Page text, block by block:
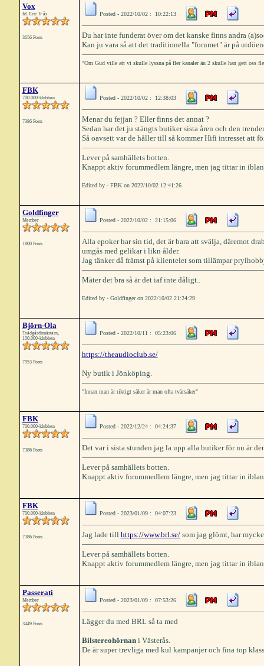
Vox
fd. Eric V-ås
3656 Posts
Posted - 2022/10/02 : 10:22:13
Du har inte funderat över om det kanske finns andra
Kan ju vara så att det traditionella "forumet" är på
"Om Gud ville att vi skulle lyssna på fler kanaler än 2 skulle han gett oss
FBK
700.000-klubben
7386 Posts
Posted - 2022/10/02 : 12:38:03
Menar du fejjan ? Eller finns det annat ?
Sedan har det ju stängts butiker sista åren och den
Så oavsett var de håller till så kommer Hifi intresset att
Lever på samhällets botten.
Knappt aktiv forummedlem längre, men jag tittar in
Edited by - FBK on 2022/10/02 12:41:26
Goldfinger
Member
1800 Posts
Posted - 2022/10/02 : 21:15:06
Alla epoker har sin tid, det är bara att svälja, däremot
umgås med gelikar i likn ålder.
Jag tänker då främst på klientelet som tillämpar
Mäter det bra så är det iaf inte dåligt..
Edited by - Goldfinger on 2022/10/02 21:24:29
Björn-Ola
Trädgårdsmästarn,
100.000-klubben
7953 Posts
Posted - 2022/10/11 : 05:23:06
https://theaudioclub.se/
Ny butik i Jönköping.
"Innan man är riktigt säker är man ofta tvärsäker"
FBK
700.000-klubben
7386 Posts
Posted - 2022/12/24 : 04:24:37
Det var i sista stunden jag la upp alla butiker för nu är
Lever på samhällets botten.
Knappt aktiv forummedlem längre, men jag tittar in
FBK
700.000-klubben
7386 Posts
Posted - 2023/01/09 : 04:07:23
Jag lade till https://www.brl.se/som jag glömt, har
Lever på samhällets botten.
Knappt aktiv forummedlem längre, men jag tittar in
Passerati
Member
3449 Posts
Posted - 2023/01/09 : 07:53:26
Lägger du med BRL så ta med
Bilstereohörnani Västerås.
De är super trevliga med kul kampanjer och fina top